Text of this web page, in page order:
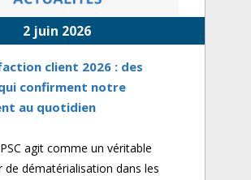
2 juin 2026
client 2026 : des
confirment notre
au quotidien
agit comme un véritable
de dématérialisation dans les